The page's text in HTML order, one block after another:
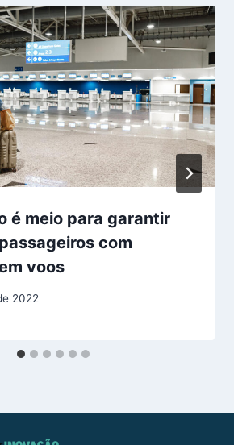
é meio para garantir
com
voos
2022